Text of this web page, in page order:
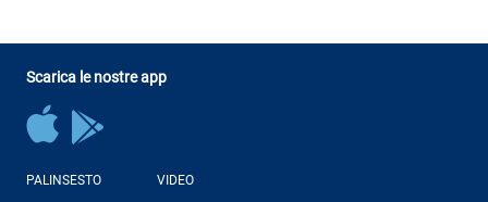
Scarica le nostre app
PALINSESTO VIDEO